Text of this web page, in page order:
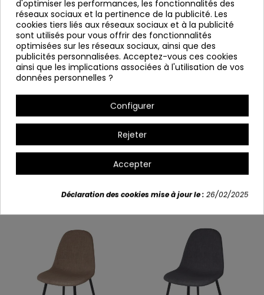
Chaise gris rembourrée.
Plaques métalliques peintes en noir.
Ça sert à démanteler.
Largeur: 44,5 cm
Hauteur: 87,5 cm
Hauteur sur le siège: 49 cm
Détails du produit
Vous aimerez aussi
d'optimiser les performances, les fonctionnalités des
réseaux sociaux et la pertinence de la publicité. Les
cookies tiers liés aux réseaux sociaux et à la publicité
sont utilisés pour vous offrir des fonctionnalités
optimisées sur les réseaux sociaux, ainsi que des
publicités personnalisées. Acceptez-vous ces cookies
ainsi que les implications associées à l'utilisation de vos
données personnelles ?
Configurer
Rejeter
Accepter
Déclaration des cookies mise à jour le :26/02/2025